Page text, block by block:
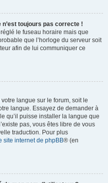
n’est toujours pas correcte !
le fuseau horaire mais que
que l’horloge du serveur soit
afin de lui communiquer ce
langue sur le forum, soit le
langue. Essayez de demander à
qu’il puisse installer la langue que
pas, vous êtes libre de vous
traduction. Pour plus
site internet de phpBB® (en